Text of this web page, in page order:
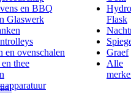
en BBQ
Glaswerk
en ovenschalen
thee
Hydro
Flask
Graef
Alle